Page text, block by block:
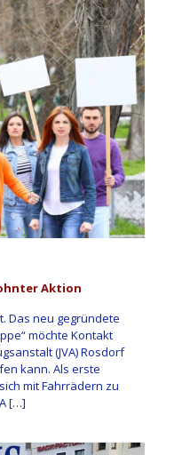
Aktion
Das neu gegründete
möchte Kontakt
(JVA) Rosdorf
kann. Als erste
mit Fahrrädern zu
[…]